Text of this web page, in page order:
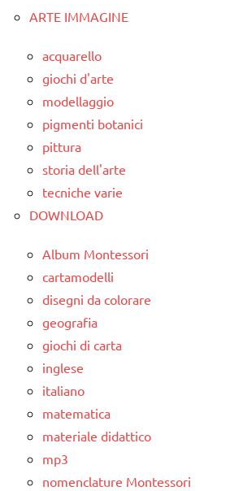
ARTE IMMAGINE
acquarello
giochi d'arte
modellaggio
pigmenti botanici
pittura
storia dell'arte
tecniche varie
DOWNLOAD
Album Montessori
cartamodelli
disegni da colorare
geografia
giochi di carta
inglese
italiano
matematica
materiale didattico
mp3
nomenclature Montessori